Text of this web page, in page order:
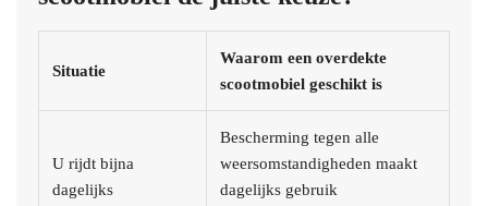
Situatie
Waarom een overdekte
scootmobiel geschikt is
U rijdt bijna
dagelijks
Bescherming tegen alle
weersomstandigheden maakt
dagelijks gebruik